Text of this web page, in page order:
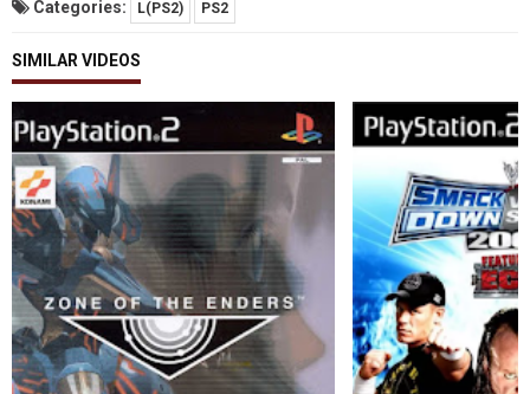
Categories: L(PS2) PS2
SIMILAR VIDEOS